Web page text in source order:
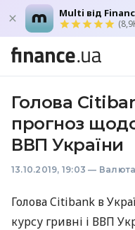
Multi від
Голова
прогноз
ВВП України
13.10.2019, 19:03 — Валюта
Голова Citibank в
курсу гривні і ВВП